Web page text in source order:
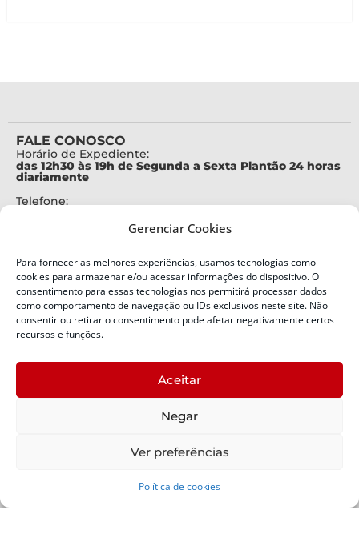
Gerenciar Cookies
Para fornecer as melhores experiências, usamos tecnologias como
cookies para armazenar e/ou acessar informações do dispositivo. O
consentimento para essas tecnologias nos permitirá processar dados
como comportamento de navegação ou IDs exclusivos neste site. Não
consentir ou retirar o consentimento pode afetar negativamente certos
recursos e funções.
Aceitar
Negar
Ver preferências
Política de cookies
FALE CONOSCO
Horário de Expediente:
das 12h30 às 19h de Segunda a Sexta Plantão 24 horas
diariamente
Telefone:
Alertas Defesa Civil:
SMS 40199
ENDEREÇO
Defesa Civil do Estado de Santa Catarina
Bairro:
Capoeiras, Florianópolis, SC
Política de Privacidade